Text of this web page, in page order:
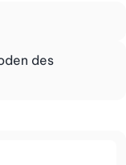
des